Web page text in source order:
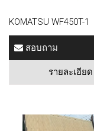
KOMATSU WF450T-1
สอบถาม
รายละเอียด